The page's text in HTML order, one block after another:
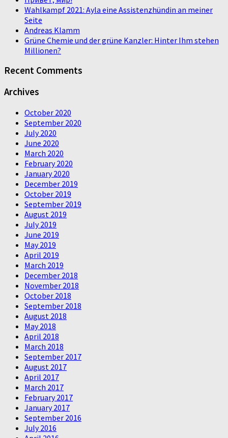
Wahlkampf 2021: Ayla eine Assistenzhündin an meiner
Seite
Andreas Klamm
Grüne Chemie und der grüne Kanzler: Hinter Ihm stehen
Millionen?
Recent Comments
Archives
October 2020
September 2020
July 2020
June 2020
March 2020
February 2020
January 2020
December 2019
October 2019
September 2019
August 2019
July 2019
June 2019
May 2019
April 2019
March 2019
December 2018
November 2018
October 2018
September 2018
August 2018
May 2018
April 2018
March 2018
September 2017
August 2017
April 2017
March 2017
February 2017
January 2017
September 2016
July 2016